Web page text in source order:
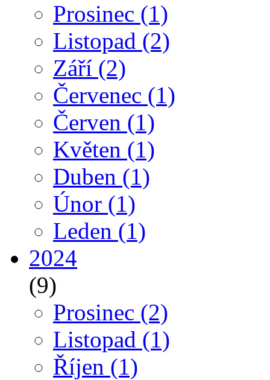
Prosinec (1)
Listopad (2)
Září (2)
Červenec (1)
Červen (1)
Květen (1)
Duben (1)
Únor (1)
Leden (1)
2024
(9)
Prosinec (2)
Listopad (1)
Říjen (1)